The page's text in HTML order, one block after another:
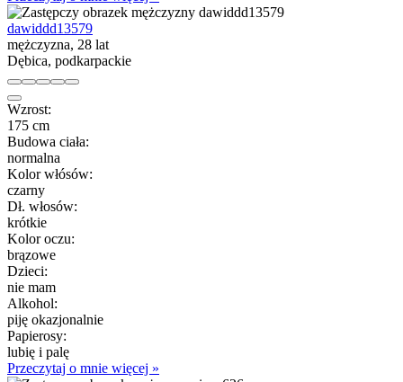
dawiddd13579
mężczyzna, 28 lat
Dębica, podkarpackie
Wzrost:
175 cm
Budowa ciała:
normalna
Kolor włósów:
czarny
Dł. włosów:
krótkie
Kolor oczu:
brązowe
Dzieci:
nie mam
Alkohol:
piję okazjonalnie
Papierosy:
lubię i palę
Przeczytaj o mnie więcej »